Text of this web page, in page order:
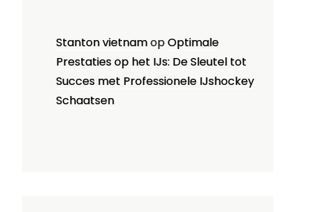
Stanton vietnamopOptimale
Prestaties op het IJs: De Sleutel tot
Succes met Professionele IJshockey
Schaatsen